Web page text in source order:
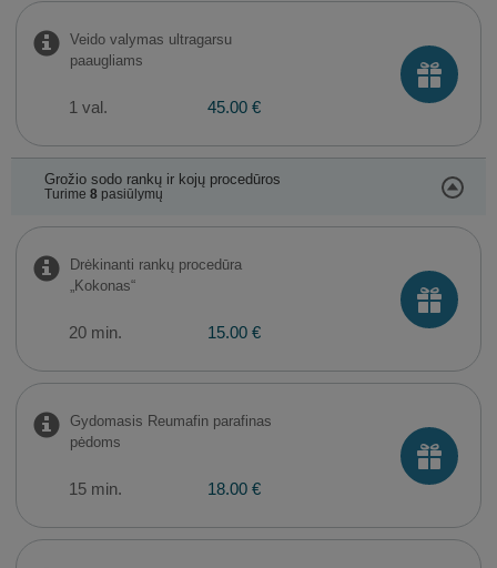
Veido valymas ultragarsu
paaugliams
1 val. 45.00 €
Grožio sodo rankų ir kojų procedūros
Turime 8pasiūlymų
Drėkinanti rankų procedūra
„Kokonas“
20 min. 15.00 €
Gydomasis Reumafin parafinas
pėdoms
15 min. 18.00 €